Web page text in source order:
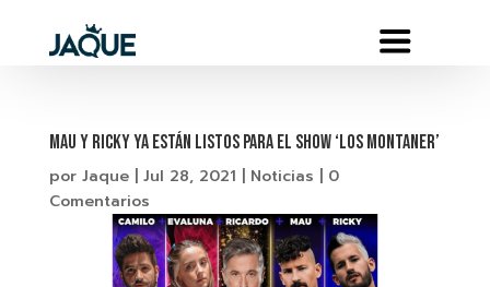
MAU Y RICKY YA ESTÁN LISTOS PARA EL SHOW ‘LOS MONTANER’
por Jaque| Jul 28, 2021 Noticias
0
Comentarios